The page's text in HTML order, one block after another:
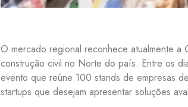
O mercado regional reconhece atualmente
construção civil no Norte do país. Entre os
evento que reúne 100 stands de empresas
startups que desejam apresentar soluções